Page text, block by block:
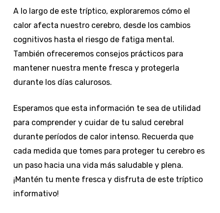
A lo largo de este tríptico, exploraremos cómo el
calor afecta nuestro cerebro, desde los cambios
cognitivos hasta el riesgo de fatiga mental.
También ofreceremos consejos prácticos para
mantener nuestra mente fresca y protegerla
durante los días calurosos.
Esperamos que esta información te sea de utilidad
para comprender y cuidar de tu salud cerebral
durante períodos de calor intenso. Recuerda que
cada medida que tomes para proteger tu cerebro es
un paso hacia una vida más saludable y plena.
¡Mantén tu mente fresca y disfruta de este tríptico
informativo!